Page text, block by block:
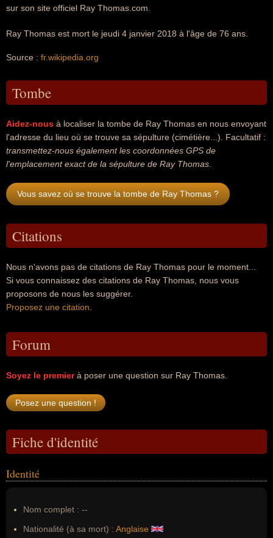
sur son site officiel Ray Thomas.com.
Ray Thomas est mort le jeudi 4 janvier 2018 à l'âge de 76 ans.
Source : fr.wikipedia.org
Tombe
Aidez-nous à localiser la tombe de Ray Thomas en nous envoyant
l'adresse du lieu où se trouve sa sépulture (cimétière...). Facultatif :
transmettez-nous également les coordonnées GPS de
l'emplacement exact de la sépulture de Ray Thomas
Vous savez où se trouve la tombe de Ray Thomas ?
Citations
Nous n'avons pas de citations de Ray Thomas pour le moment...
Si vous connaissez des citations de Ray Thomas, nous vous
proposons de nous les suggérer.
Proposez une citation
Forum
Soyez le premierà poser une question sur Ray Thomas.
Fiche d'identité
Identité
Nom complet : --
Nationalité (à sa mort) : Anglaise